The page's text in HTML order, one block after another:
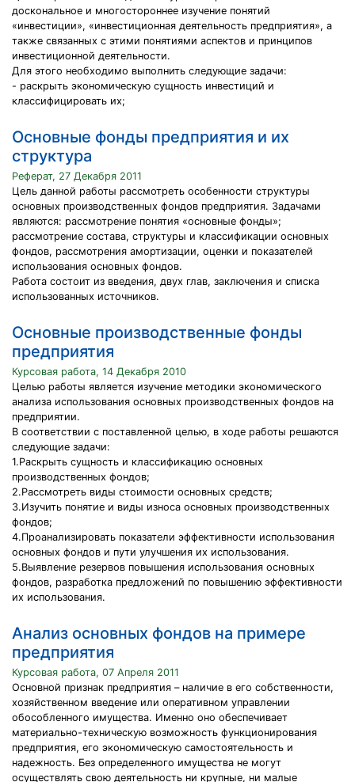
доскональное и многостороннее изучение понятий
«инвестиции», «инвестиционная деятельность предприятия», а
также связанных с этими понятиями аспектов и принципов
инвестиционной деятельности.
Для этого необходимо выполнить следующие задачи:
- раскрыть экономическую сущность инвестиций и
классифицировать их;
Основные фонды предприятия и их
структура
Реферат, 27 Декабря 2011
Цель данной работы рассмотреть особенности структуры
основных производственных фондов предприятия. Задачами
являются: рассмотрение понятия «основные фонды»;
рассмотрение состава, структуры и классификации основных
фондов, рассмотрения амортизации, оценки и показателей
использования основных фондов.
Работа состоит из введения, двух глав, заключения и списка
использованных источников.
Основные производственные фонды
предприятия
Курсовая работа, 14 Декабря 2010
Целью работы является изучение методики экономического
анализа использования основных производственных фондов на
предприятии.
В соответствии с поставленной целью, в ходе работы решаются
следующие задачи:
1.Раскрыть сущность и классификацию основных
производственных фондов;
2.Рассмотреть виды стоимости основных средств;
3.Изучить понятие и виды износа основных производственных
фондов;
4.Проанализировать показатели эффективности использования
основных фондов и пути улучшения их использования.
5.Выявление резервов повышения использования основных
фондов, разработка предложений по повышению эффективности
их использования.
Анализ основных фондов на примере
предприятия
Курсовая работа, 07 Апреля 2011
Основной признак предприятия – наличие в его собственности,
хозяйственном введение или оперативном управлении
обособленного имущества. Именно оно обеспечивает
материально-техническую возможность функционирования
предприятия, его экономическую самостоятельность и
надежность. Без определенного имущества не могут
осуществлять свою деятельность ни крупные, ни малые